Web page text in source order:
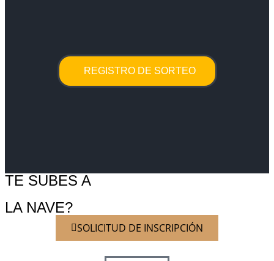
REGISTRO DE SORTEO
TE SUBES A
LA NAVE?
SOLICITUD DE INSCRIPCIÓN